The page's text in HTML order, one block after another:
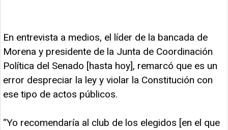
En entrevista a medios, el líder de la bancada de
Morena y presidente de la Junta de Coordinación
Política del Senado [hasta hoy], remarcó que es un
error despreciar la ley y violar la Constitución con
ese tipo de actos públicos.
“Yo recomendaría al club de los elegidos [en el que